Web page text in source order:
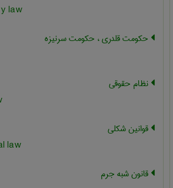
law
حکومت قلدری ، حکومت سرنیزه
نظام حقوقی
قوانین شکلی
law
قانون شبه جرم